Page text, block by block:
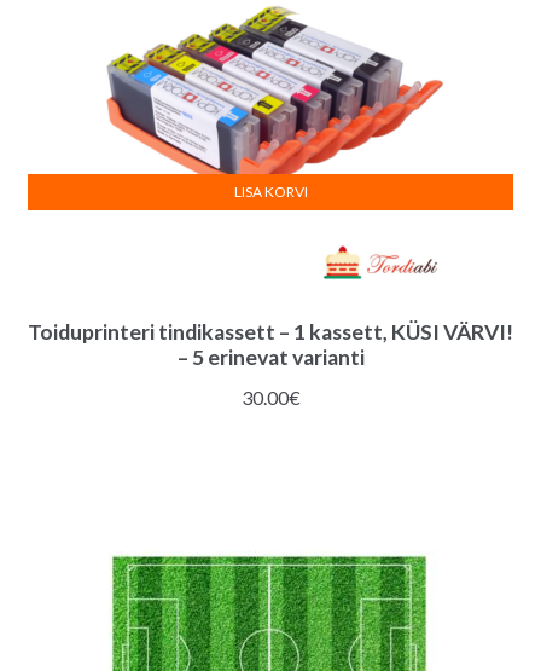
Toiduprinteri tindikassett – 1 kassett, KÜSI VÄRVI!
– 5 erinevat varianti
30.00€
LISA KORVI